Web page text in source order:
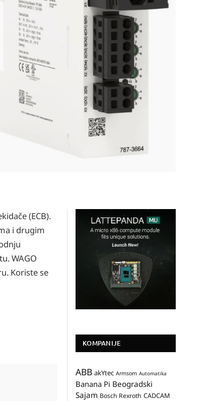
(ECB).
i drugim
WAGO
Koriste se
KOMPANIJE
ABB akYtec Armsom Automatika
Banana Pi Beogradski
Sajam Bosch Rexroth CADCAM